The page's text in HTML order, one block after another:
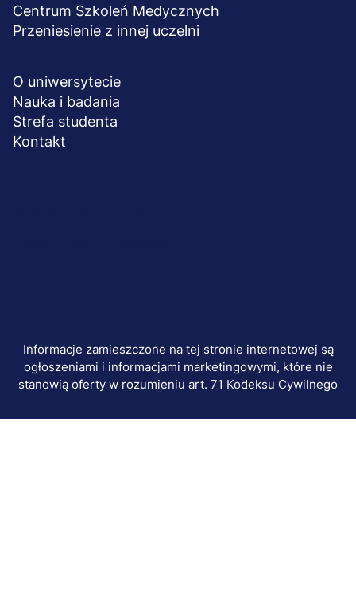
Centrum Szkoleń Medycznych
Przeniesienie z innej uczelni
O uniwersytecie
Nauka i badania
Strefa studenta
Kontakt
Informacje zamieszczone na tej stronie internetowej są
ogłoszeniami i informacjami marketingowymi, które nie
stanowią oferty w rozumieniu art. 71 Kodeksu Cywilnego